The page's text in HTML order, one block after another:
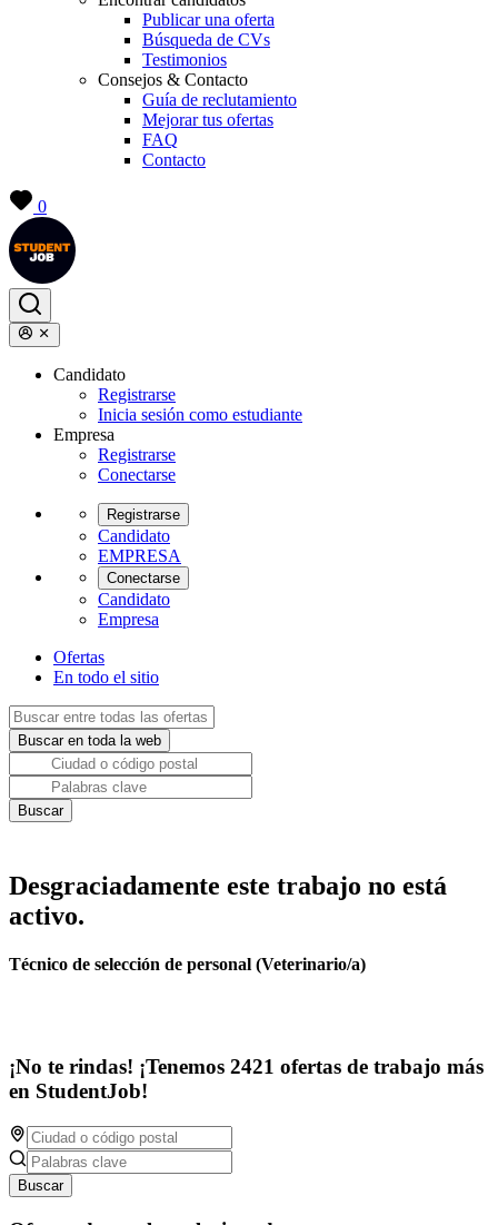
Publicar una oferta
Búsqueda de CVs
Testimonios
Consejos & Contacto
Guía de reclutamiento
Mejorar tus ofertas
FAQ
Contacto
0
Candidato
Registrarse
Inicia sesión como estudiante
Empresa
Registrarse
Conectarse
Registrarse
Candidato
EMPRESA
Conectarse
Candidato
Empresa
Ofertas
En todo el sitio
Desgraciadamente este trabajo no está
activo.
Técnico de selección de personal (Veterinario/a)
¡No te rindas! ¡Tenemos 2421 ofertas de trabajo más
en StudentJob!
Buscar